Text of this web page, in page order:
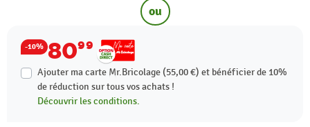
ou
-10% 8099
Ajouter ma carte Mr.Bricolage (55,00 €) et bénéficier de 10%
de réduction sur tous vos achats !
Découvrir les conditions.